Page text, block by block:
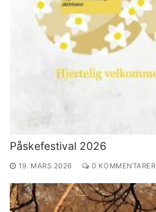
Påskefestival 2026
19. MARS 2026 0 KOMMENTARER